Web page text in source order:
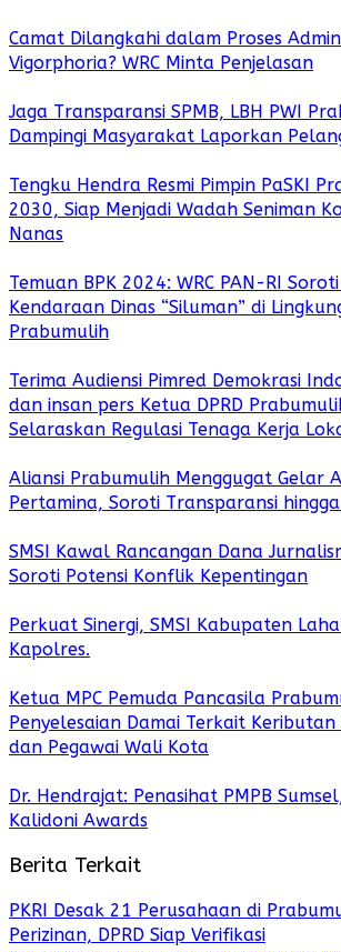
Camat Dilangkahi dalam Proses
Vigorphoria? WRC Minta Penjelasan
Jaga Transparansi SPMB, LBH PWI
Dampingi Masyarakat Laporkan
Tengku Hendra Resmi Pimpin PaSKI
2030, Siap Menjadi Wadah Seniman
Nanas
Temuan BPK 2024: WRC PAN-RI
Kendaraan Dinas “Siluman” di
Prabumulih
Terima Audiensi Pimred Demokrasi
dan insan pers Ketua DPRD
Selaraskan Regulasi Tenaga Kerja
Aliansi Prabumulih Menggugat Gelar
Pertamina, Soroti Transparansi hingga
SMSI Kawal Rancangan Dana
Soroti Potensi Konflik Kepentingan
Perkuat Sinergi, SMSI Kabupaten
Kapolres.
Ketua MPC Pemuda Pancasila
Penyelesaian Damai Terkait Keributan
dan Pegawai Wali Kota
Dr. Hendrajat: Penasihat PMPB
Kalidoni Awards
Berita Terkait
PKRI Desak 21 Perusahaan di
Perizinan, DPRD Siap Verifikasi